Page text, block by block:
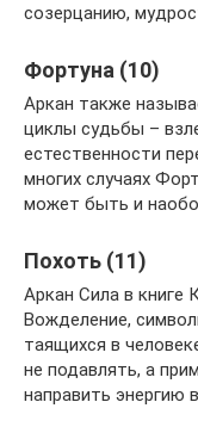
созерцанию,
Фортуна (10)
Аркан также
циклы судьбы –
естественности
многих случаях
может быть и
Похоть (11)
Аркан Сила в книге
Вожделение,
таящихся в
не подавлять, а
направить энергию